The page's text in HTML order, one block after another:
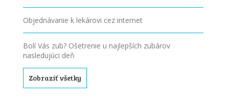
Objednávanie k lekárovi cez internet
Bolí Vás zub? Ošetrenie u najlepších zubárov
nasledujúci deň
Zobraziť všetky